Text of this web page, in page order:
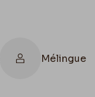
Mélingue